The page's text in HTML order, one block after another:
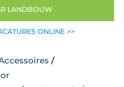
STIHL
LANDBOUW
ONLINE >>
/